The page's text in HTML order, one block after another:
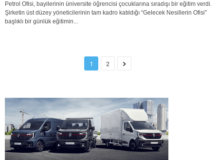
Petrol Ofisi, bayilerinin üniversite öğrencisi çocuklarına sıradışı bir eğitim verdi.
Şirketin üst düzey yöneticilerinin tam kadro katıldığı “Gelecek Nesillerin Ofisi”
başlıklı bir günlük eğitimin...
1 2